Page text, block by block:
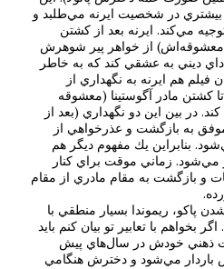
در شخصيت ايرنه مي‌طلبد و
توجيه مي‌كند. ايرنه بعد از كشتن
از خواهر پير شوهرش
ديني به عشقي كند كه به خاطر
فيلم هم ايرنه به نگهداري از
كشتن مادر آگوستينا (معشوقه
در بين اين دو نگهداري (بعد از
به بازگشت و عذرخواهي از
بنابراين يك مفهوم ديگر هم
مي‌شود. زماني موقت براي كنار
و بازگشت به مقام مادري از مقام
پاكو، ريموندا بسيار منطقي با
بخواهم با تعابير تو بيان كنم بايد
ذهني خودش در سال‌هاي پيش
باردار مي‌شود و دخترش هنگامي